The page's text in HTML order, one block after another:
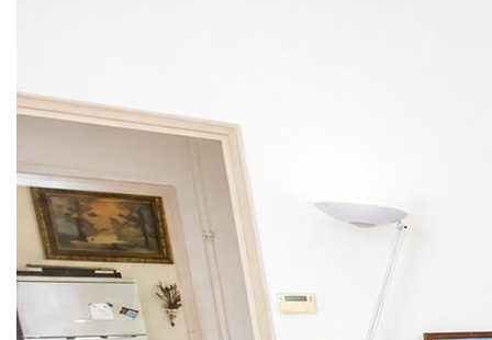
- Cachet de l'ancien
- Terrasse rare en coeur de ville
- Possibilité de stationnement
À deux pas des commerces et du célèbre Théâtre antique
d'Orange, cette maison chaleureuse est une opportunité
idéale pour profiter pleinement de la vie en centre-ville.
Un bien plein de charme à découvrir sans tarder !